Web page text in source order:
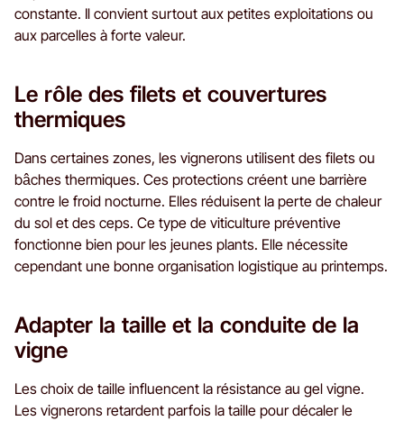
constante. Il convient surtout aux petites exploitations ou
aux parcelles à forte valeur.
Le rôle des filets et couvertures
thermiques
Dans certaines zones, les vignerons utilisent des filets ou
bâches thermiques. Ces protections créent une barrière
contre le froid nocturne. Elles réduisent la perte de chaleur
du sol et des ceps. Ce type de viticulture préventive
fonctionne bien pour les jeunes plants. Elle nécessite
cependant une bonne organisation logistique au printemps.
Adapter la taille et la conduite de la
vigne
Les choix de taille influencent la résistance au gel vigne.
Les vignerons retardent parfois la taille pour décaler le